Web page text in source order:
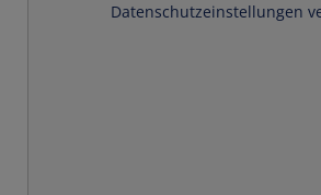
Datenschutzeinstellungen